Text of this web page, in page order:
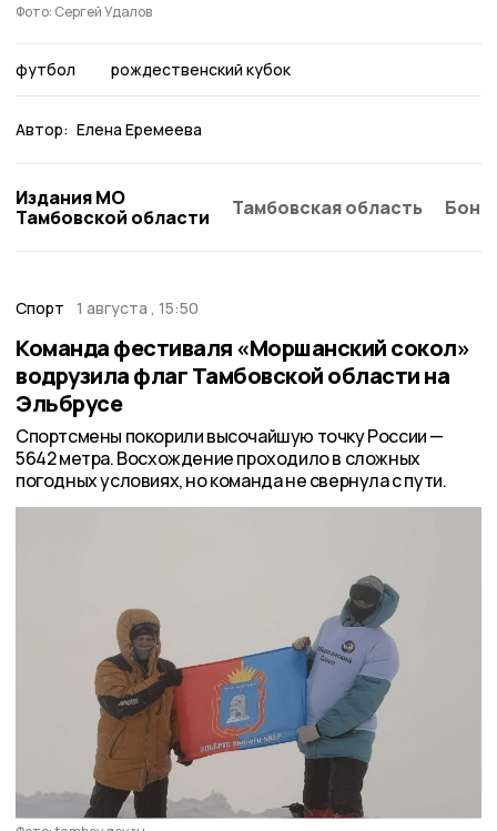
Фото: Сергей Удалов
футбол рождественский кубок
Автор: Елена Еремеева
Издания МО
Тамбовской области
Тамбовская область
Спорт 1 августа , 15:50
Команда фестиваля «Моршанский сокол»
водрузила флаг Тамбовской области на
Эльбрусе
Спортсмены покорили высочайшую точку России —
5642 метра. Восхождение проходило в сложных
погодных условиях, но команда не свернула с пути.